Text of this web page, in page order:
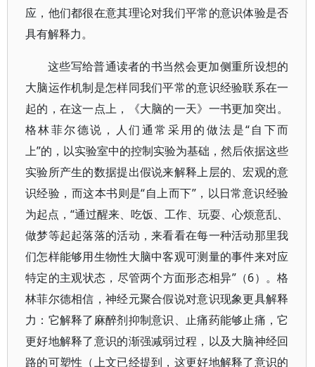
应，他们都很在意其理论对我们平常的意识体验是否
具有解释力。
这些写给普通读者的书当然会更加侧重所设想的
大脑运作机制是怎样同我们平常的意识经验联系在一
起的，在这一点上，《大脑的一天》一书更加突出。
格林菲尔德说，人们通常采用的做法是“自下而
上”的，以实验室中的控制实验为基础，然后依据这些
实验所产生的数据提出假说来解释上层的、宏观的意
识经验，而这本书则是“自上而下”，以日常意识经验
为起点，“通过醒来、吃饭、工作、玩耍、心烦意乱、
做梦等起起落落的活动，来看看在每一种活动那里我
们怎样能够用生物性大脑中客观可测量的事件来对应
特定的主观状态，尽管两个方面形态相异”（6）。格
林菲尔德相信，神经元聚合假说对意识现象更具解释
力：它解释了麻醉剂抑制意识、止痛药能够止痛，它
更好地解释了意识的渐强减弱过程，以及大脑神经回
路的可塑性（上文已经提到，这更好地解释了意识的